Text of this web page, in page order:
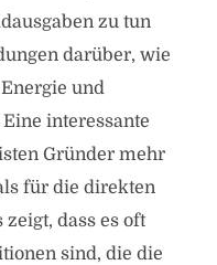
zu tun
darüber, wie
und
interessante
Gründer mehr
für die direkten
dass es oft
sind, die die